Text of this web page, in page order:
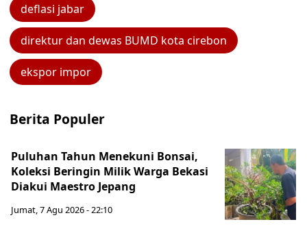
deflasi jabar
direktur dan dewas BUMD kota cirebon
ekspor impor
Berita Populer
Puluhan Tahun Menekuni Bonsai,
Koleksi Beringin Milik Warga Bekasi
Diakui Maestro Jepang
Jumat, 7 Agu 2026 - 22:10